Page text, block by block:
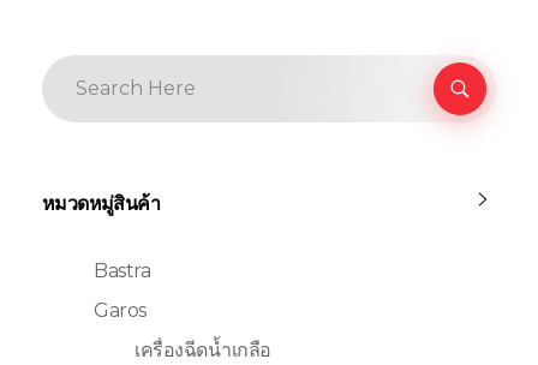
หมวดหมู่สินค้า
Bastra
Garos
เครื่องฉีดน้ำเกลือ